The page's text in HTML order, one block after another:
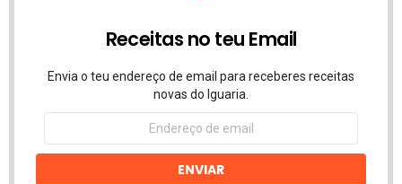
Receitas no teu Email
Envia o teu endereço de email para receberes receitas
novas do Iguaria.
Endereço
email
ENVIAR